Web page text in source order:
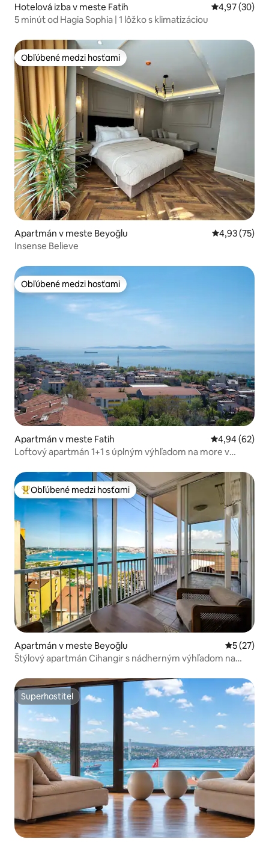
Hotelová izba v meste Fatih Priemerné
4,97 (30)
5 minút od Hagia Sophia | 1 lôžko s klimatizáciou
Obľúbené medzi hosťami
Obľúbené medzi hosťami
Apartmán v meste Beyoğlu Priemerné
4,93 (75)
Insense Believe
Obľúbené medzi hosťami
Obľúbené medzi hosťami
Apartmán v meste Fatih Priemerné
4,94 (62)
Loftový apartmán 1+1 s úplným výhľadom na more v
Najobľúbenejšie medzi hosťami
Obľúbené medzi hosťami
Apartmán v meste Beyoğlu
5 (27)
Štýlový apartmán Cihangir s nádherným výhľadom na
Superhostiteľ
Superhostiteľ